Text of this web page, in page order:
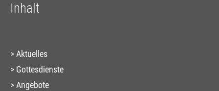
Inhalt
Aktuelles
Gottesdienste
Angebote